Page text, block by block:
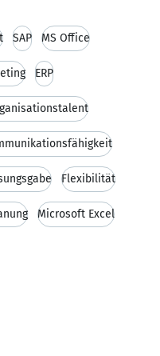
SAP MS Office
ERP
Flexibilität
Microsoft Excel